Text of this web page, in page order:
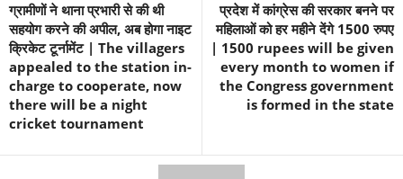
ग्रामीणों ने थाना प्रभारी से की थी
सहयोग करने की अपील, अब होगा नाइट
क्रिकेट टूर्नामेंट | The villagers
appealed to the station in-
charge to cooperate, now
there will be a night
cricket tournament
प्रदेश में कांग्रेस की सरकार बनने पर
महिलाओं को हर महीने देंगे 1500 रुपए
| 1500 rupees will be given
every month to women if
the Congress government
is formed in the state